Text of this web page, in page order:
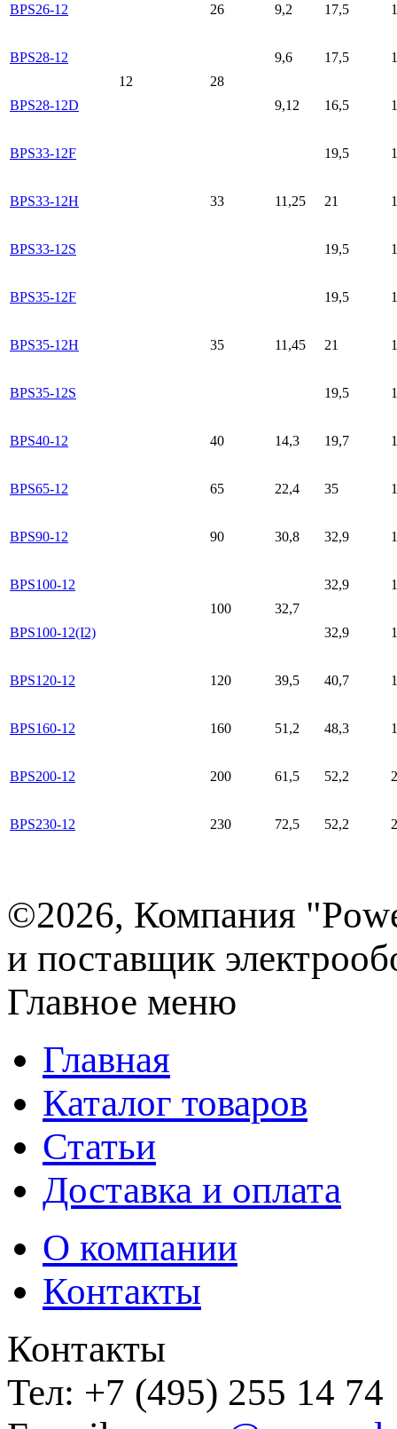
12
BPS26-12 26 9,2 17,5
BPS28-12
28
9,6 17,5
BPS28-12D 9,12 16,5
BPS33-12F
33 11,25
19,5
BPS33-12H 21
BPS33-12S 19,5
BPS35-12F
35 11,45
19,5
BPS35-12H 21
BPS35-12S 19,5
BPS40-12 40 14,3 19,7
BPS65-12 65 22,4 35
BPS90-12 90 30,8 32,9
BPS100-12
100
32,7
32,9
BPS100-12(I2) 32,9
BPS120-12 120 39,5 40,7
BPS160-12 160 51,2 48,3
BPS200-12 200 61,5 52,2
BPS230-12 230 72,5 52,2
©2026, Компания
и поставщик
Главное меню
Главная
Каталог товаров
Статьи
Доставка и оплата
О компании
Контакты
Контакты
Тел: +7 (495) 255 14 74